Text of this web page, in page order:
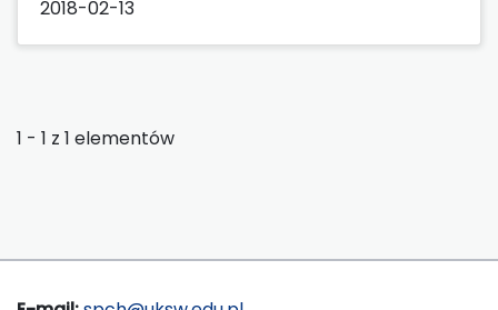
2018-02-13
1 - 1 z 1 elementów